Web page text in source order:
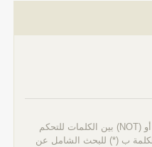
استخدم المصطلحات (AND) أو (OR) أو (NOT) بين الكلمات للتحكم
ب (*) للبحث الشامل عن